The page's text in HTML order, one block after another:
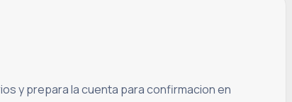
y prepara la cuenta para confirmacion en